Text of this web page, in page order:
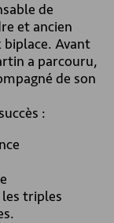
de
et ancien
biplace. Avant
a parcouru,
de son
:
les triples